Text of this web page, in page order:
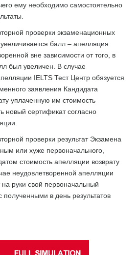
ему необходимо самостоятельно
проверки экзаменационных
балл – апелляция
вне зависимости от того, в
был увеличен. В случае
IELTS Тест Центр обязуется
заявления Кандидата
уплаченную им стоимость
новый сертификат согласно
проверки результат Экзамена
или хуже первоначального,
стоимость апелляции возврату
неудовлетворенной апелляции
руки свой первоначальный
полученными в день результатов